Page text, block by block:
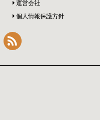
運営会社
個人情報保護方針